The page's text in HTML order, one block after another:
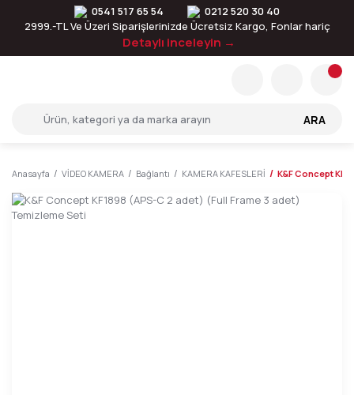
0541 517 65 54
0212 520 30 40
2999.-TL Ve Üzeri Siparişlerinizde Ücretsiz Kargo, Fonlar hariç
Detaylı inceleyin →
ARA
Anasayfa VİDEO KAMERA Bağlantı KAMERA KAFESLERİ K&F Concept